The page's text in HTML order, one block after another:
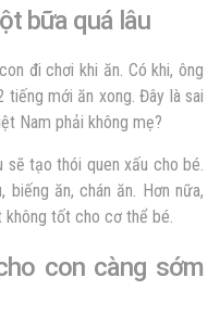
bữa quá lâu
đi chơi khi ăn. Có khi, ông
mới ăn xong. Đây là sai
Nam phải không mẹ?
sẽ tạo thói quen xấu cho bé.
ăn, chán ăn. Hơn nữa,
không tốt cho cơ thể bé.
con càng sớm